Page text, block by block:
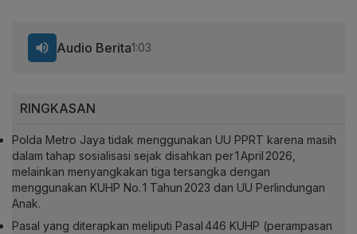
RINGKASAN
Polda Metro Jaya tidak menggunakan UU PPRT karena masih
dalam tahap sosialisasi sejak disahkan per 1 April 2026,
melainkan menyangkakan tiga tersangka dengan
menggunakan KUHP No. 1 Tahun 2023 dan UU Perlindungan
Anak.
Pasal yang diterapkan meliputi Pasal 446 KUHP (perampasan
Audio Berita1:03